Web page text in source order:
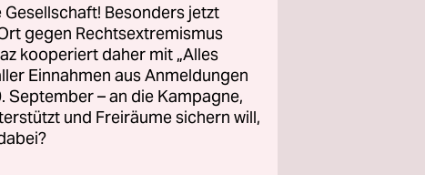
dort so
am
Spanier
sich für
Besonders jetzt
gegen Rechtsextremismus
kooperiert daher mit „Alles
Einnahmen aus Anmeldungen
September – an die Kampagne,
und Freiräume sichern will,